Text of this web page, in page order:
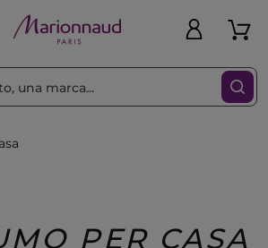
Profumi
Regalo
PER CASA
Filtra